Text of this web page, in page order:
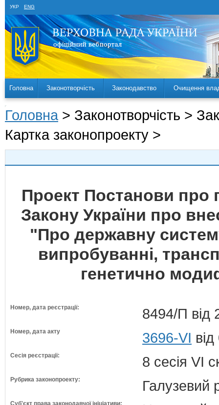
УКР ENG
Головна Законотворчість Законодавство Очищення
Головна > Законотворчість >
Картка законопроекту >
Проект Постанови про
Закону України про
"Про державну
випробуванні,
генетично
Номер, дата реєстрації: 8494/П від
Номер, дата акту 3696-VI
Сесія реєстрації: 8 сесія VI
Рубрика законопроекту: Галузевий
Суб'єкт права законодавчої ініціативи: